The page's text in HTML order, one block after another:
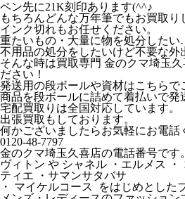
ペン先に21K刻印あります(^^♪
もちろんどんな万年筆でもお買取り
インク切れもお任せください。
重たいもの・大量に物を処分した
不用品の処分をしたいけど不要な
そんな時は買取専門 金のクマ埼玉
ださい！
発送用の段ボールや資材はこちら
商品を段ボールに詰めて着払いで発
宅配買取りは全国対応しています。
出張買取もしております。
何かございましたらお気軽にお電話
0120-48-7797
金のクマ埼玉久喜店の電話番号です。
ヴィトン や シャネル ・エルメス
ティエ ・サマンサタバサ
・ マイケルコース をはじめとした